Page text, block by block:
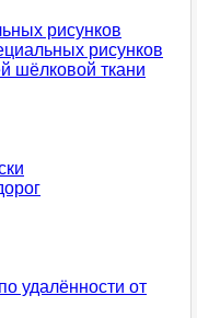
рисунков
рисунков
шёлковой ткани
удалённости от